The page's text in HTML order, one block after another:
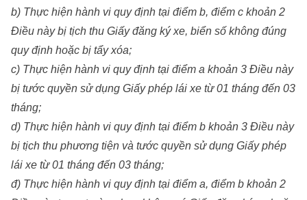
b) Thực hiện hành vi quy định tại điểm b, điểm c khoản 2
Điều này bị tịch thu Giấy đăng ký xe, biển số không đúng
quy định hoặc bị tẩy xóa;
c) Thực hiện hành vi quy định tại điểm a khoản 3 Điều này
bị tước quyền sử dụng Giấy phép lái xe từ 01 tháng đến 03
tháng;
d) Thực hiện hành vi quy định tại điểm b khoản 3 Điều này
bị tịch thu phương tiện và tước quyền sử dụng Giấy phép
lái xe từ 01 tháng đến 03 tháng;
đ) Thực hiện hành vi quy định tại điểm a, điểm b khoản 2